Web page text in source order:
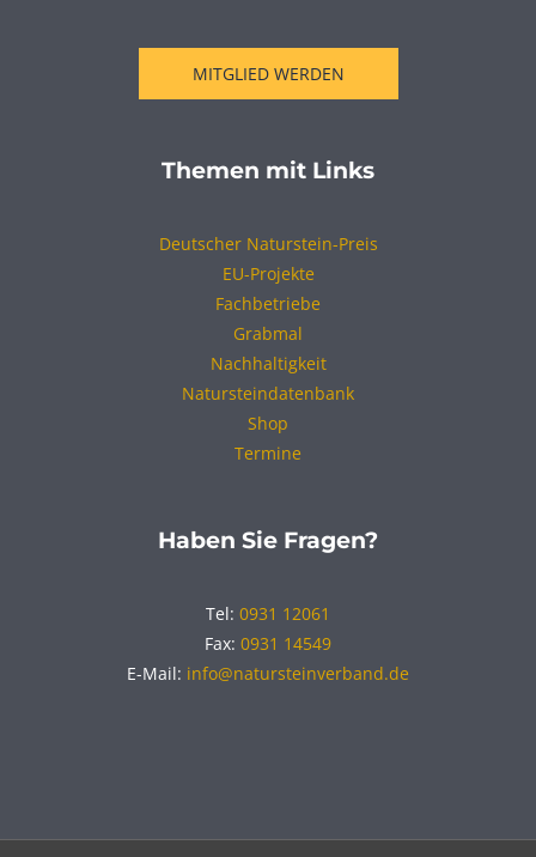
MITGLIED WERDEN
Themen mit Links
Deutscher Naturstein-Preis
EU-Projekte
Fachbetriebe
Grabmal
Nachhaltigkeit
Natursteindatenbank
Shop
Termine
Haben Sie Fragen?
Tel: 0931 12061
Fax: 0931 14549
E-Mail: info@natursteinverband.de